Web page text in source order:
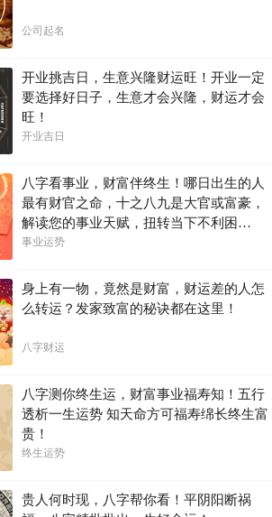
公司起名
开业挑吉日，生意兴隆财运旺！开业一定
要选择好日子，生意才会兴隆，财运才会
旺！
开业吉日
八字看事业，财富伴终生！哪日出生的人
最有财官之命，十之八九是大官或富豪，
解读您的事业天赋，扭转当下不利困
局！！
事业运势
身上有一物，竟然是财富，财运差的人怎
么转运？发家致富的秘诀都在这里！
八字财运
八字测你终生运，财富事业福寿知！五行
透析一生运势 知天命方可福寿绵长终生富
贵！
终生运势
贵人何时现，八字帮你看！平阴阳断祸